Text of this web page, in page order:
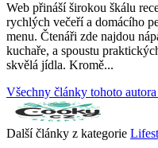
Web přináší širokou škálu
rychlých večeří a domácího
menu. Čtenáři zde najdou
kuchaře, a spoustu
skvělá jídla. Kromě...
Všechny články tohoto
Další články z kategorie